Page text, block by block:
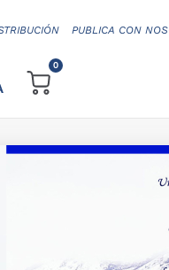
PUBLICA CON
0